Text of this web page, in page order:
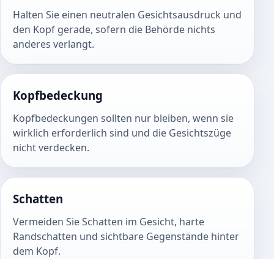
Halten Sie einen neutralen Gesichtsausdruck und
den Kopf gerade, sofern die Behörde nichts
anderes verlangt.
Kopfbedeckung
Kopfbedeckungen sollten nur bleiben, wenn sie
wirklich erforderlich sind und die Gesichtszüge
nicht verdecken.
Schatten
Vermeiden Sie Schatten im Gesicht, harte
Randschatten und sichtbare Gegenstände hinter
dem Kopf.